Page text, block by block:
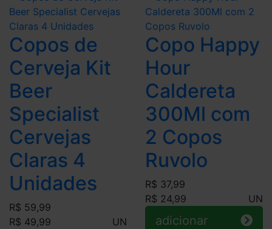
Copos de
Cerveja Kit
Beer
Specialist
Cervejas
Claras 4
Unidades
R$ 59,99
R$ 49,99
UN
Copo Happy
Hour
Caldereta
300Ml com
2 Copos
Ruvolo
R$ 37,99
R$ 24,99
UN
adicionar